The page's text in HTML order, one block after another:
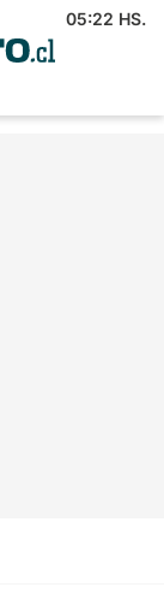
05:22 HS.